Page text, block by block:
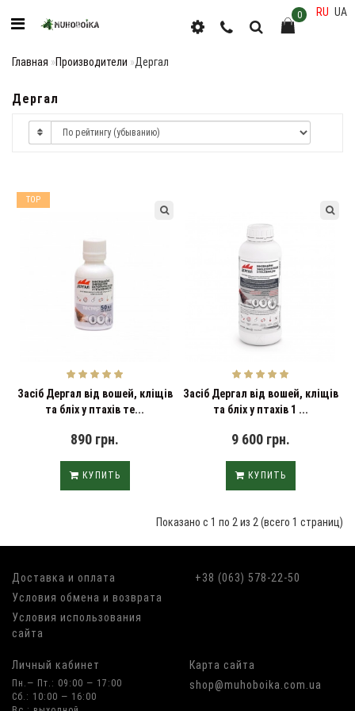
RU UA
0
Главная Производители Дергал
Дергал
TOP
Засіб Дергал від вошей, кліщів
та бліх у птахів те...
890 грн.
КУПИТЬ
Засіб Дергал від вошей, кліщів
та бліх у птахів 1 ...
9 600 грн.
КУПИТЬ
Показано с 1 по 2 из 2 (всего 1 страниц)
Доставка и оплата
Условия обмена и возврата
Условия использования
сайта
+38 (063) 578-22-50
Личный кабинет
Пн.— Пт.: 09:00 — 17:00
Сб.: 10:00 — 16:00
Карта сайта
shop@muhoboika.com.ua